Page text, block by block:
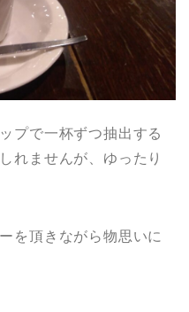
プで一杯ずつ抽出する
れませんが、ゆったり
を頂きながら物思いに